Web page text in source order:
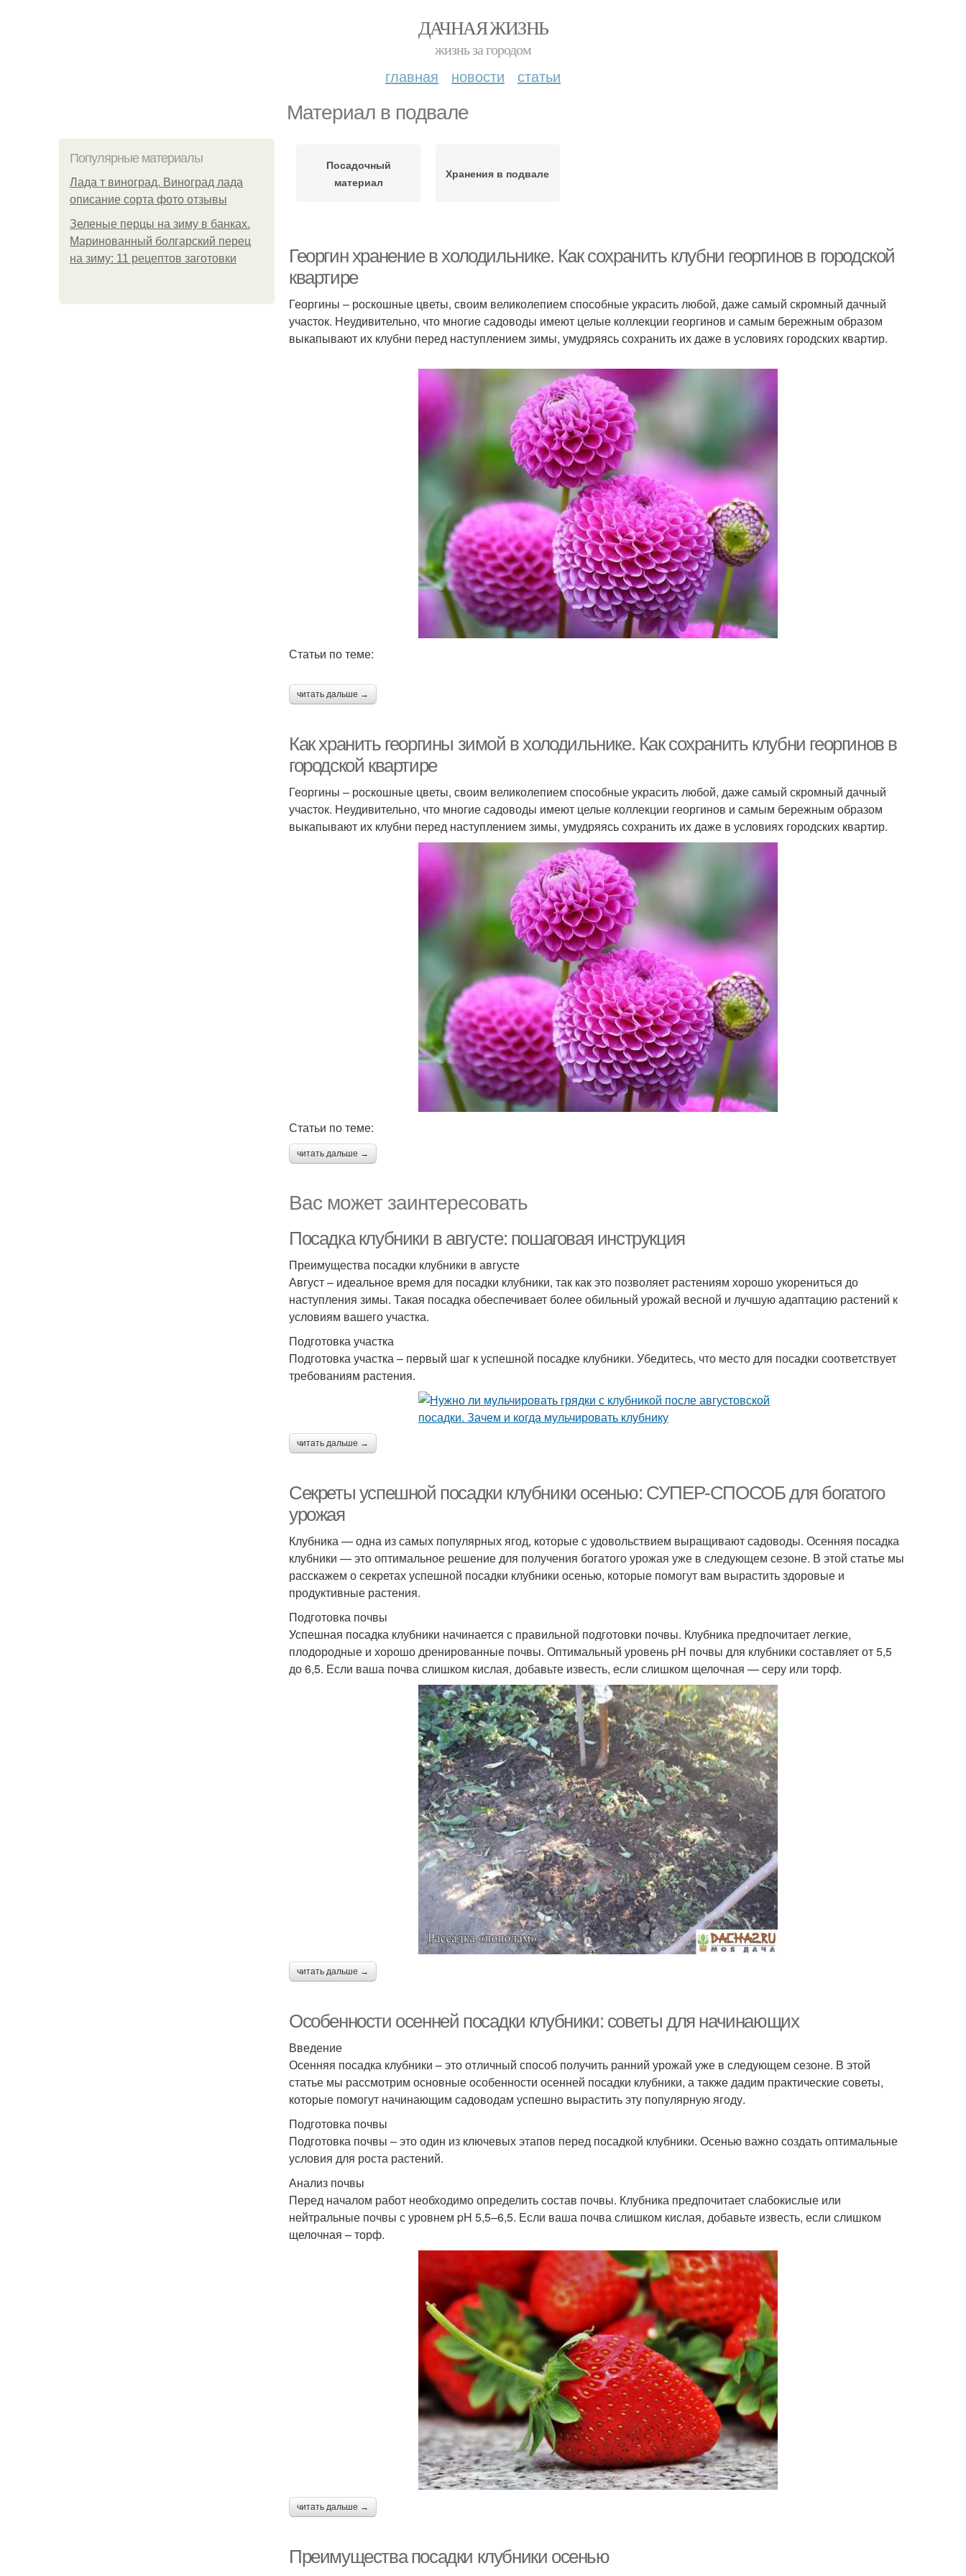
ДАЧНАЯ ЖИЗНЬ
жизнь за городом
главная новости статьи
Материал в подвале
Популярные материалы
Лада т виноград. Виноград лада
описание сорта фото отзывы
Зеленые перцы на зиму в банках.
Маринованный болгарский перец
на зиму: 11 рецептов заготовки
Посадочный
материал
Хранения в подвале
Георгин хранение в холодильнике. Как сохранить клубни георгинов в городской
квартире
Георгины – роскошные цветы, своим великолепием способные украсить любой, даже самый скромный дачный
участок. Неудивительно, что многие садоводы имеют целые коллекции георгинов и самым бережным образом
выкапывают их клубни перед наступлением зимы, умудряясь сохранить их даже в условиях городских квартир.
Статьи по теме:
читать дальше →
Как хранить георгины зимой в холодильнике. Как сохранить клубни георгинов в
городской квартире
Георгины – роскошные цветы, своим великолепием способные украсить любой, даже самый скромный дачный
участок. Неудивительно, что многие садоводы имеют целые коллекции георгинов и самым бережным образом
выкапывают их клубни перед наступлением зимы, умудряясь сохранить их даже в условиях городских квартир.
Статьи по теме:
читать дальше →
Вас может заинтересовать
Посадка клубники в августе: пошаговая инструкция
Преимущества посадки клубники в августе
Август – идеальное время для посадки клубники, так как это позволяет растениям хорошо укорениться до
наступления зимы. Такая посадка обеспечивает более обильный урожай весной и лучшую адаптацию растений к
условиям вашего участка.
Подготовка участка
Подготовка участка – первый шаг к успешной посадке клубники. Убедитесь, что место для посадки соответствует
требованиям растения.
читать дальше →
Секреты успешной посадки клубники осенью: СУПЕР-СПОСОБ для богатого
урожая
Клубника — одна из самых популярных ягод, которые с удовольствием выращивают садоводы. Осенняя посадка
клубники — это оптимальное решение для получения богатого урожая уже в следующем сезоне. В этой статье мы
расскажем о секретах успешной посадки клубники осенью, которые помогут вам вырастить здоровые и
продуктивные растения.
Подготовка почвы
Успешная посадка клубники начинается с правильной подготовки почвы. Клубника предпочитает легкие,
плодородные и хорошо дренированные почвы. Оптимальный уровень pH почвы для клубники составляет от 5,5
до 6,5. Если ваша почва слишком кислая, добавьте известь, если слишком щелочная — серу или торф.
читать дальше →
Особенности осенней посадки клубники: советы для начинающих
Введение
Осенняя посадка клубники – это отличный способ получить ранний урожай уже в следующем сезоне. В этой
статье мы рассмотрим основные особенности осенней посадки клубники, а также дадим практические советы,
которые помогут начинающим садоводам успешно вырастить эту популярную ягоду.
Подготовка почвы
Подготовка почвы – это один из ключевых этапов перед посадкой клубники. Осенью важно создать оптимальные
условия для роста растений.
Анализ почвы
Перед началом работ необходимо определить состав почвы. Клубника предпочитает слабокислые или
нейтральные почвы с уровнем pH 5,5–6,5. Если ваша почва слишком кислая, добавьте известь, если слишком
щелочная – торф.
читать дальше →
Преимущества посадки клубники осенью